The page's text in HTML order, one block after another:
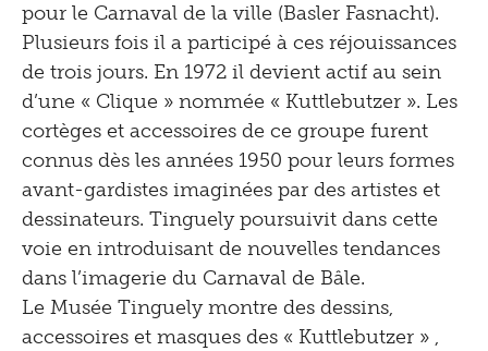
pour le Carnaval de la ville (Basler Fasnacht).
Plusieurs fois il a participé à ces réjouissances
de trois jours. En 1972 il devient actif au sein
d’une « Clique » nommée « Kuttlebutzer ». Les
cortèges et accessoires de ce groupe furent
connus dès les années 1950 pour leurs formes
avant-gardistes imaginées par des artistes et
dessinateurs. Tinguely poursuivit dans cette
voie en introduisant de nouvelles tendances
dans l’imagerie du Carnaval de Bâle.
Le Musée Tinguely montre des dessins,
accessoires et masques des « Kuttlebutzer » ,